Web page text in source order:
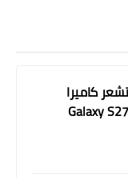
كاميرا
رئيسيًا جديدًا لهواتف Galaxy S27